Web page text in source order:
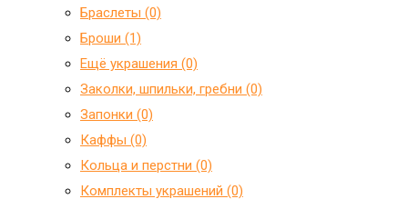
Браслеты (0)
Броши (1)
Ещё украшения (0)
Заколки, шпильки, гребни (0)
Запонки (0)
Каффы (0)
Кольца и перстни (0)
Комплекты украшений (0)